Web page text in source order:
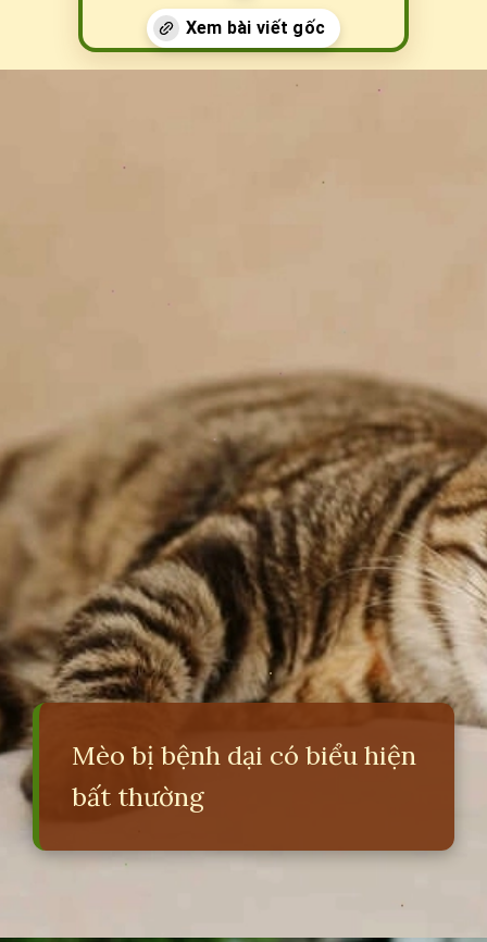
Mèo bị bệnh dại có biểu hiện
bất thường